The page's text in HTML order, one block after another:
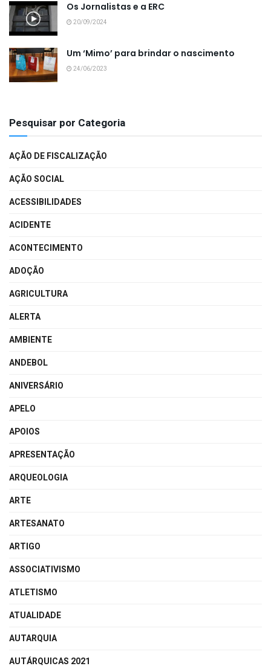
Os Jornalistas e a ERC
20/09/2024
Um ‘Mimo’ para brindar o nascimento
24/06/2023
Pesquisar por Categoria
AÇÃO DE FISCALIZAÇÃO
AÇÃO SOCIAL
ACESSIBILIDADES
ACIDENTE
ACONTECIMENTO
ADOÇÃO
AGRICULTURA
ALERTA
AMBIENTE
ANDEBOL
ANIVERSÁRIO
APELO
APOIOS
APRESENTAÇÃO
ARQUEOLOGIA
ARTE
ARTESANATO
ARTIGO
ASSOCIATIVISMO
ATLETISMO
ATUALIDADE
AUTARQUIA
AUTÁRQUICAS 2021